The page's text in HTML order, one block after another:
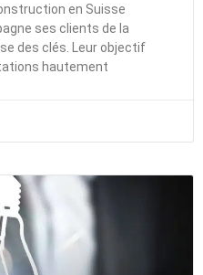
en Suisse
ses clients de la
des clés. Leur objectif
hautement